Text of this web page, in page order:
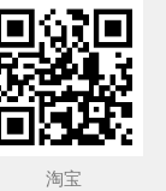
淘宝